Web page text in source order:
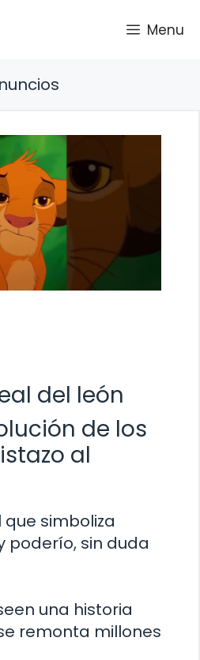
Menu
del león
de los
al
que simboliza
poderío, sin duda
una historia
remonta millones